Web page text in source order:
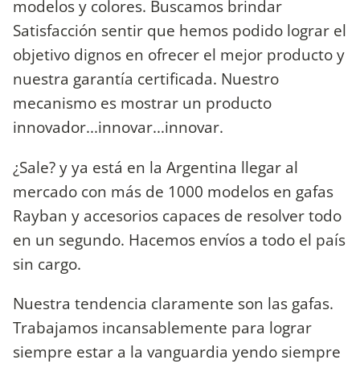
modelos y colores. Buscamos brindar
Satisfacción sentir que hemos podido lograr el
objetivo dignos en ofrecer el mejor producto y
nuestra garantía certificada. Nuestro
mecanismo es mostrar un producto
innovador...innovar...innovar.
¿Sale? y ya está en la Argentina llegar al
mercado con más de 1000 modelos en gafas
Rayban y accesorios capaces de resolver todo
en un segundo. Hacemos envíos a todo el país
sin cargo.
Nuestra tendencia claramente son las gafas.
Trabajamos incansablemente para lograr
siempre estar a la vanguardia yendo siempre